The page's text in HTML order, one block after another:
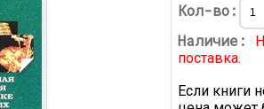
Кол-во:
Наличие:
поставка.
Если книги